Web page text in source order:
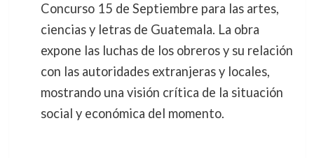
Concurso 15 de Septiembre para las artes,
ciencias y letras de Guatemala. La obra
expone las luchas de los obreros y su relación
con las autoridades extranjeras y locales,
mostrando una visión crítica de la situación
social y económica del momento.